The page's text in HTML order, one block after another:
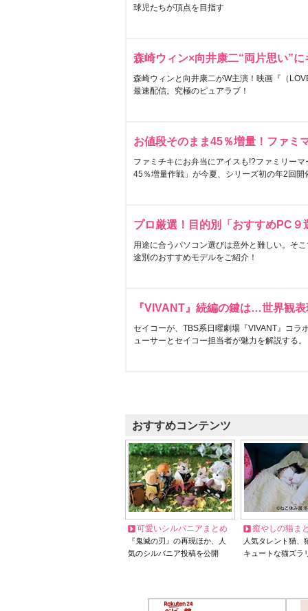
球児たちが頂点を目指す
森崎ウィン×向井康二“両片思い”
森崎ウィンと向井康二がW主演！映画『（
最速配信。究極のピュアラブ！
お値段そのまま45％増量！ファミ
ファミチキにお弁当にアイスも!?ファミリー
45％増量作戦」が今夏、シリーズ初の年2回開
プロ厳選！目的別「おすすめPC９
用途に合うパソコン選びは意外と難しい。そ
途別のおすすめモデルをご紹介！
『VIVANT』続編の鍵は…世界観
セイコーが、TBS系日曜劇場『VIVANT』コラ
ューサーとセイコー担当者が魅力を解説する。
おすすめコンテンツ
可愛いシルバニアまとめ
『鬼滅の刃』の再現ほか、人
気のシルバニア投稿を公開
癒やしの猫ま
人気タレント猫
キュートな猫ズラ